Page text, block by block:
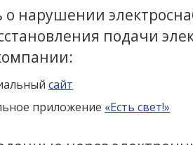
нарушении
подачи
сайт
приложение «Есть свет!»